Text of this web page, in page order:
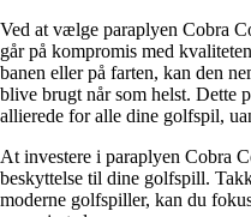
Ved at vælge paraplyen Cobra
går på kompromis med
banen eller på farten, kan den
blive brugt når som helst. Dette
allierede for alle dine golfspil,
At investere i paraplyen Cobra
beskyttelse til dine golfspill.
moderne golfspiller, kan du